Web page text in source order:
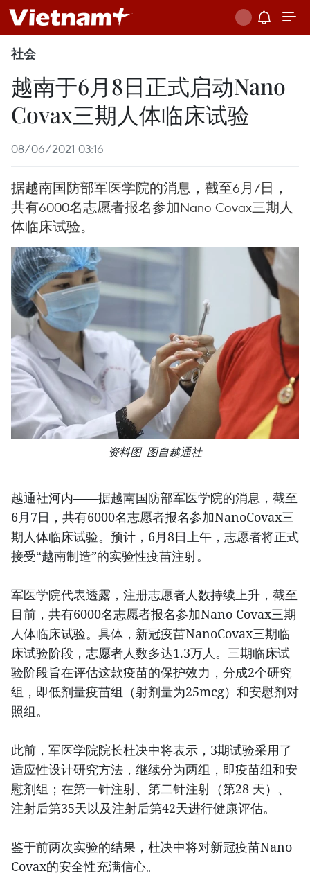
社会
越南于6月8日正式启动Nano
Covax三期人体临床试验
08/06/2021 03:16
据越南国防部军医学院的消息，截至6月7日，
共有6000名志愿者报名参加Nano Covax三期人
体临床试验。
资料图 图自越通社
越通社河内——据越南国防部军医学院的消息，截至
6月7日，共有6000名志愿者报名参加NanoCovax三
期人体临床试验。预计，6月8日上午，志愿者将正式
接受“越南制造”的实验性疫苗注射。
军医学院代表透露，注册志愿者人数持续上升，截至
目前，共有6000名志愿者报名参加Nano Covax三期
人体临床试验。具体，新冠疫苗NanoCovax三期临
床试验阶段，志愿者人数多达1.3万人。三期临床试
验阶段旨在评估这款疫苗的保护效力，分成2个研究
组，即低剂量疫苗组（射剂量为25mcg）和安慰剂对
照组。
此前，军医学院院长杜决中将表示，3期试验采用了
适应性设计研究方法，继续分为两组，即疫苗组和安
慰剂组；在第一针注射、第二针注射（第28 天）、
注射后第35天以及注射后第42天进行健康评估。
鉴于前两次实验的结果，杜决中将对新冠疫苗Nano
Covax的安全性充满信心。